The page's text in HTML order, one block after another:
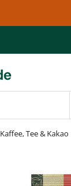
Kaffee, Tee & Kakao